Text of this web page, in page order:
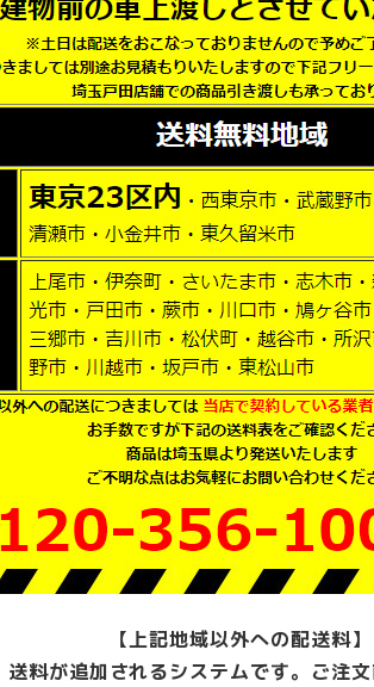
イ
ト
色
ス
チ
ー
ル
書
庫
ス
チ
ー
ル
キ
ャ
ビ
ネ
ッ
ラ
テ
ラ
キ
ャ
【上記地域以外への配送料】
料が追加されるシステムです。ご注